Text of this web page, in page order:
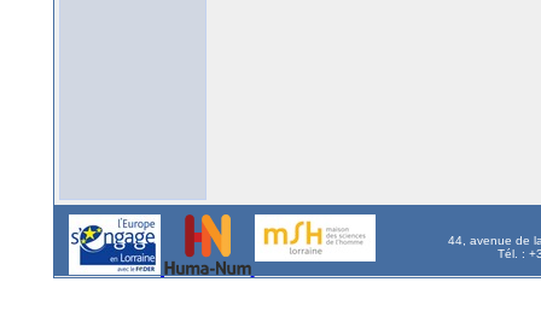
44, avenue de
Tél. :